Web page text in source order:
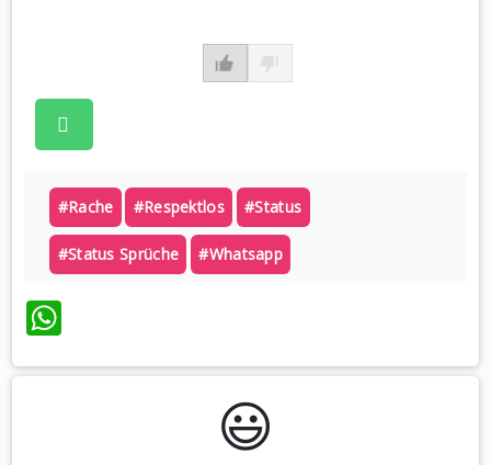
#rache #respektlos #status
#status Sprüche #whatsapp
WhatsApp
😃️